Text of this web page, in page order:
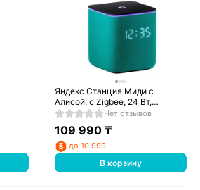
Яндекс Станция Миди с
Алисой, с Zigbee, 24 Вт,
изумрудныйНет отзывов
109 990 ₸
до 10 999
В корзину